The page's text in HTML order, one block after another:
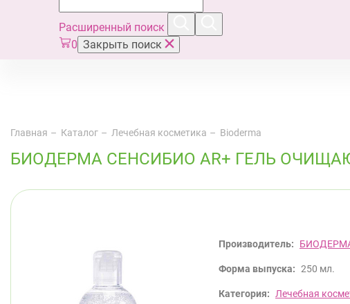
Расширенный поиск
0 Закрыть поиск
Главная Каталог Лечебная косметика Bioderma
БИОДЕРМА СЕНСИБИО AR+ ГЕЛЬ
Производитель:
Форма выпуска: 250 мл.
Категория: Лечебная